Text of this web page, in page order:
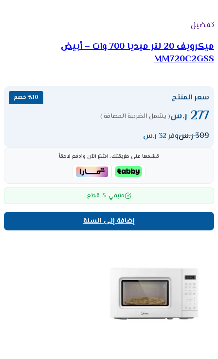
تفضيل
ميكرويف 20 لتر ميديا 700 وات – أبيض
MM720C2GSS
سعر المنتج ٪10 خصم
277 ر.س( يشمل الضريبة المضافة )
309ر.سوفر 32 ر.س
قسّمها على طريقتك، اشترِ الآن وادفع لاحقاً
متبقي 5 قطع
إضافة إلى السلة